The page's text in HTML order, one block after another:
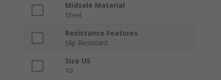
Midsole Material
Steel
Resistance Features
Slip Resistant
Size US
10